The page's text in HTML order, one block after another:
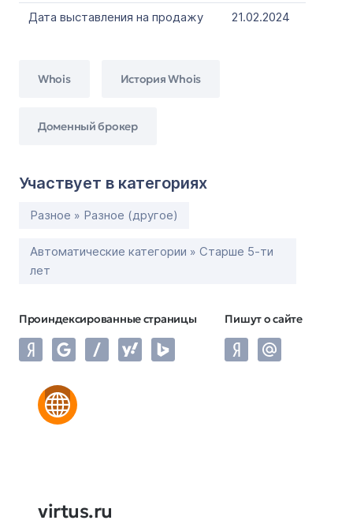
Дата выставления на продажу
21.02.2024
Whois История Whois
Доменный брокер
Участвует в категориях
Разное » Разное (другое)
Автоматические категории » Старше 5-ти
лет
Проиндексированные страницы Пишут о сайте
virtus.ru